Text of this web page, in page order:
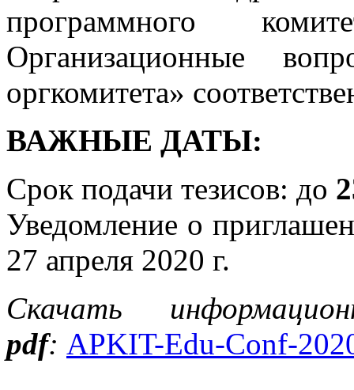
программного
Организационные
оргкомитета»
ВАЖНЫЕ ДАТЫ:
Срок подачи тезисов: до
Уведомление о
27 апреля 2020 г.
Скачать
pdf: APKIT-Edu-Conf-